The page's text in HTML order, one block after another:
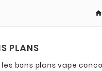
PLANS
les bons plans vape